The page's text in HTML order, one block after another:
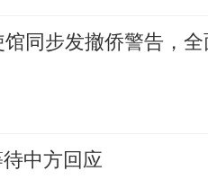
同步发撤侨警告，
中方回应